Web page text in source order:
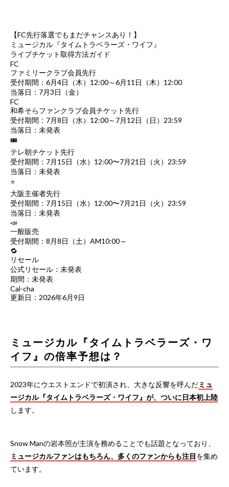
【FC先行落選でもまだチャンスあり！】
ミュージカル『タイムトラベラーズ・ワイフ』
ライブチケット取得方法ガイド
FC
ファミリークラブ会員先行
受付期間：6月4日（木）12:00～6月11日（木）12:00
当落日：7月3日（金）
FC
和希そらファンクラブ会員チケット先行
受付期間：7月8日（水）12:00～7月12日（日）23:59
当落日：未発表
🎟
テレ朝チケット先行
受付期間：7月15日（水）12:00〜7月21日（火）23:59
当落日：未発表
⭐
大阪主催者先行
受付期間：7月15日（水）12:00〜7月21日（火）23:59
当落日：未発表
📣
一般販売
受付期間：8月8日（土）AM10:00～
🔁
リセール
公式リセール：未発表
期間：未発表
Cal-cha
更新日：2026年6月9日
ミュージカル『タイムトラベラーズ・ワ
イフ』の倍率予想は？
2023年にウエストエンドで初演され、大きな反響を呼んだミュ
ージカル『タイムトラベラーズ・ワイフ』が、ついに日本初上陸
します。
Snow Manの岩本照が主演を務めることでも話題となっており、
ミュージカルファンはもちろん、多くのファンからも注目を集め
ています。